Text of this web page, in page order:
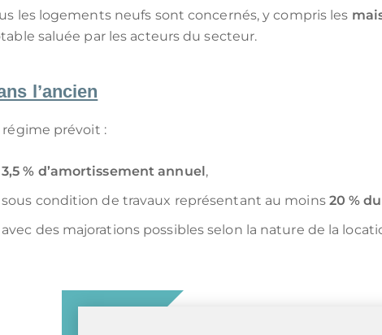
les logements neufs sont concernés, y compris les
saluée par les acteurs du secteur.
l’ancien
régime prévoit :
3,5 % d’amortissement annuel,
sous condition de travaux représentant au moins 20 %
avec des majorations possibles selon la nature de la